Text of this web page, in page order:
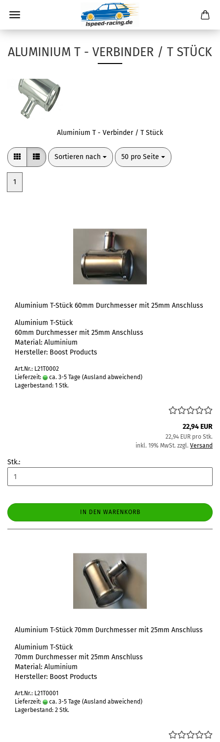
ALUMINIUM T - VERBINDER / T STÜCK
Aluminium T - Verbinder / T Stück
Sortieren nach
Sortieren nach 50 pro Seite
pro Seite
1
Aluminium T-Stück 60mm Durchmesser mit 25mm Anschluss
Aluminium T-Stück
60mm Durchmesser mit 25mm Anschluss
Material: Aluminium
Hersteller: Boost Products
Art.Nr.: L21T0002
Lieferzeit:
ca. 3-5 Tage (Ausland abweichend)
Lagerbestand: 1 Stk.
22,94 EUR
22,94 EUR pro Stk.
inkl. 19% MwSt. zzgl. Versand
Stk.:
IN DEN WARENKORB
Aluminium T-Stück 70mm Durchmesser mit 25mm Anschluss
Aluminium T-Stück
70mm Durchmesser mit 25mm Anschluss
Material: Aluminium
Hersteller: Boost Products
Art.Nr.: L21T0001
Lieferzeit:
ca. 3-5 Tage (Ausland abweichend)
Lagerbestand: 2 Stk.